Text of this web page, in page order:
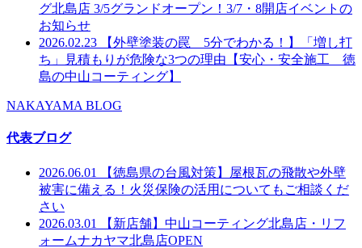
グ北島店 3/5グランドオープン！3/7・8開店イベントの
お知らせ
2026.02.23
【外壁塗装の罠 5分でわかる！】「増し打
ち」見積もりが危険な3つの理由【安心・安全施工 徳
島の中山コーティング】
NAKAYAMA BLOG
代表ブログ
2026.06.01
【徳島県の台風対策】屋根瓦の飛散や外壁
被害に備える！火災保険の活用についてもご相談くだ
さい
2026.03.01
【新店舗】中山コーティング北島店・リフ
ォームナカヤマ北島店OPEN